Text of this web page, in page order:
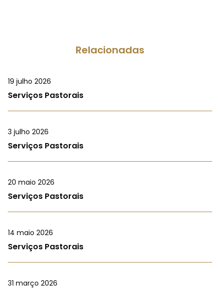
Relacionadas
19 julho 2026
Serviços Pastorais
3 julho 2026
Serviços Pastorais
20 maio 2026
Serviços Pastorais
14 maio 2026
Serviços Pastorais
31 março 2026